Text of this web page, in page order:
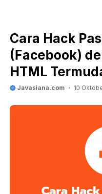
Cara Hack
(Facebook)
HTML
Javasiana.com 10